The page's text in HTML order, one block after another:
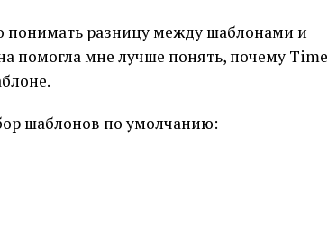
понимать разницу между шаблонами и
помогла мне лучше понять, почему Time
шаблонов по умолчанию: